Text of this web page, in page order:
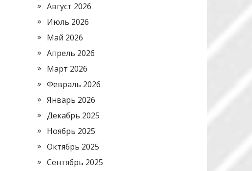
Август 2026
Июль 2026
Май 2026
Апрель 2026
Март 2026
Февраль 2026
Январь 2026
Декабрь 2025
Ноябрь 2025
Октябрь 2025
Сентябрь 2025